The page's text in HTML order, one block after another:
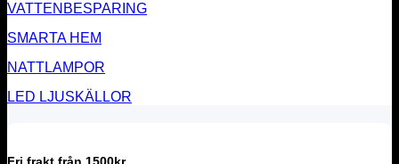
VATTENBESPARING
SMARTA HEM
NATTLAMPOR
LED LJUSKÄLLOR